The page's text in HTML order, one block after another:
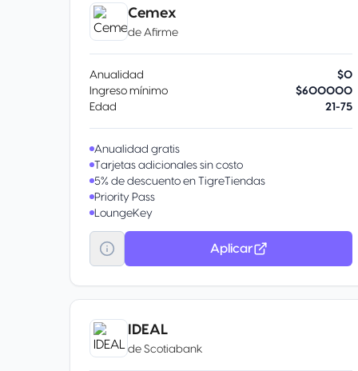
Cemex
de Afirme
Anualidad
$0
Ingreso mínimo
$600000
Edad
21-75
Anualidad gratis
Tarjetas adicionales sin costo
5% de descuento en TigreTiendas
Priority Pass
LoungeKey
Visa Concierge
Luxury Hotel Collection
Transporte gratuito al Aeropuerto CDMX
Aplicar
IDEAL
de Scotiabank